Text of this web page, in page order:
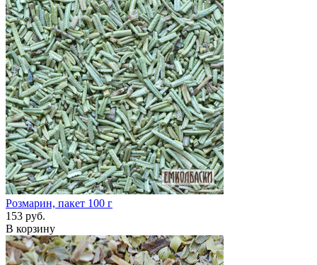
Розмарин, пакет 100 г
153 руб.
В корзину